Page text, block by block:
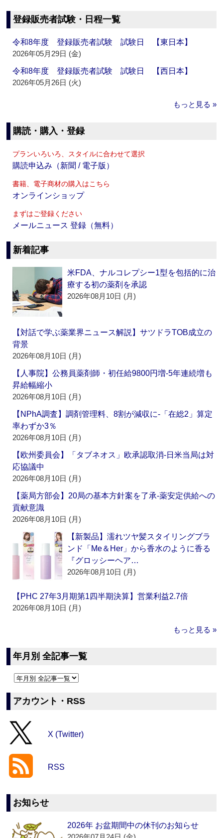
登録販売者試験・日程一覧
令和8年度 登録販売者試験 試験日 【東日本】
2026年05月29日 (金)
令和8年度 登録販売者試験 試験日 【西日本】
2026年05月26日 (火)
もっと見る »
購読・購入・登録
プランいろいろ、スタイルに合わせて選択
購読申込み（新聞 / 電子版）
書籍、電子商材の購入はこちら
オンラインショップ
まずはご登録ください
メールニュース 登録（無料）
新着記事
米FDA、ナルコレプシー1型を包括的に治
療する初の薬剤を承認
2026年08月10日 (月)
【対話で学ぶ薬業界ニュース解説】サツドラTOB成立の
背景
2026年08月10日 (月)
【人事院】公務員薬剤師・初任給9800円増‐5年連続増も
昇給幅縮小
2026年08月10日 (月)
【NPhA調査】調剤管理料、8割が減収に‐「在総2」算定
率わずか3％
2026年08月10日 (月)
【欧州委員会】「タブネオス」欧承認取消‐日米当局は対
応協議中
2026年08月10日 (月)
【薬局方部会】20局の基本方針案を了承‐薬安定供給への
貢献意識
2026年08月10日 (月)
【新製品】濡れツヤ髪スタイリングブラ
ンド「Me＆Her」から香水のように香る
『グロッシーヘア…
2026年08月10日 (月)
【PHC 27年3月期第1四半期決算】営業利益2.7倍
2026年08月10日 (月)
もっと見る »
年月別 全記事一覧
アカウント・RSS
X (Twitter)
RSS
お知らせ
2026年 お盆期間中の休刊のお知らせ